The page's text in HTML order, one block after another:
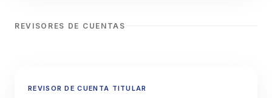
REVISORES DE CUENTAS
REVISOR DE CUENTA TITULAR